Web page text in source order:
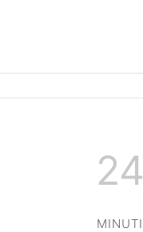
24
MINUTI